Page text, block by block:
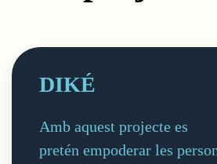
DIKÉ
Amb aquest projecte es
pretén empoderar les